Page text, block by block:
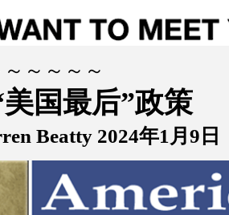
～～～～
国最后”政策
Beatty 2024年1月9日